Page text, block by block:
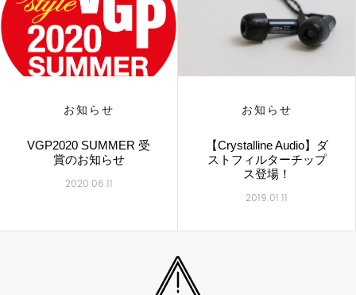
お知らせ
VGP2020 SUMMER 受
賞のお知らせ
2020.06.11
お知らせ
【Crystalline Audio】ダ
ストフィルターチップ
ス登場！
2019.01.11